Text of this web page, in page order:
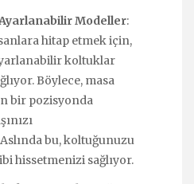
Modeller:
hitap etmek için,
koltuklar
Böylece, masa
bir pozisyonda
bu, koltuğunuzu
hissetmenizi sağlıyor.